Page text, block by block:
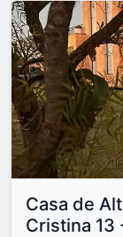
Casa de
Cristina 13